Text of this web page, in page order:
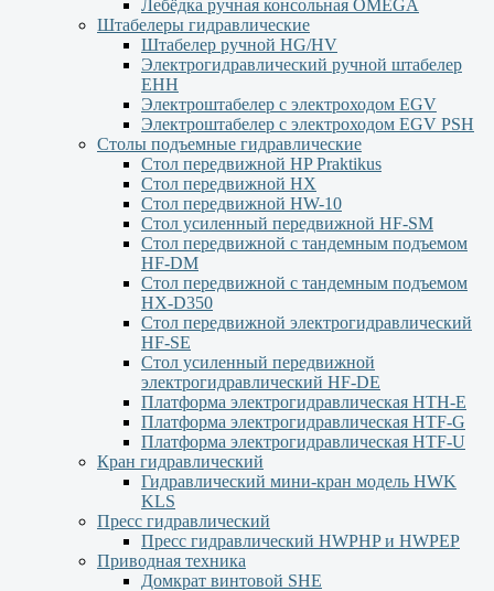
Лебёдка ручная консольная OMEGA
Штабелеры гидравлические
Штабелер ручной HG/HV
Электрогидравлический ручной штабелер
ЕНН
Электроштабелер с электроходом EGV
Электроштабелер с электроходом EGV PSH
Столы подъемные гидравлические
Стол передвижной HP Praktikus
Стол передвижной HX
Стол передвижной HW-10
Стол усиленный передвижной HF-SM
Стол передвижной с тандемным подъемом
HF-DM
Стол передвижной с тандемным подъемом
HX-D350
Стол передвижной электрогидравлический
HF-SE
Стол усиленный передвижной
электрогидравлический HF-DE
Платформа электрогидравлическая HTH-E
Платформа электрогидравлическая HTF-G
Платформа электрогидравлическая HTF-U
Кран гидравлический
Гидравлический мини-кран модель HWK
KLS
Пресс гидравлический
Пресс гидравлический HWPHP и HWPEP
Приводная техника
Домкрат винтовой SHE